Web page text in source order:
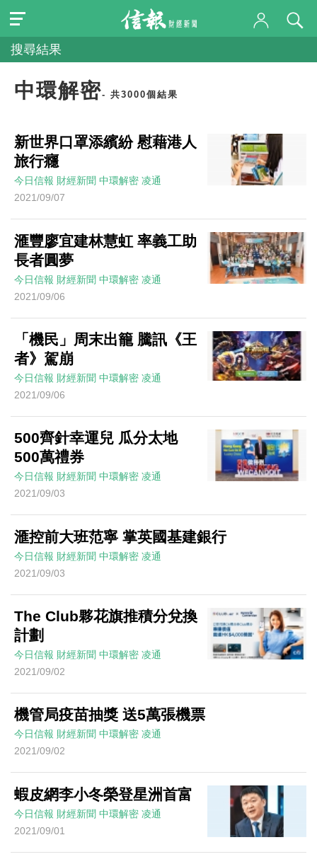
搜尋結果
中環解密- 共3000個結果
新世界口罩添繽紛 慰藉港人
旅行癮
今日信報 財經新聞 中環解密 凌通
2021/09/07
滙豐廖宜建林慧虹 率義工助
長者圓夢
今日信報 財經新聞 中環解密 凌通
2021/09/06
「機民」周末出籠 騰訊《王
者》駕崩
今日信報 財經新聞 中環解密 凌通
2021/09/06
500齊針幸運兒 瓜分太地
500萬禮券
今日信報 財經新聞 中環解密 凌通
2021/09/03
滙控前大班范寧 掌英國基建銀行
今日信報 財經新聞 中環解密 凌通
2021/09/03
The Club夥花旗推積分兌換
計劃
今日信報 財經新聞 中環解密 凌通
2021/09/02
機管局疫苗抽獎 送5萬張機票
今日信報 財經新聞 中環解密 凌通
2021/09/02
蝦皮網李小冬榮登星洲首富
今日信報 財經新聞 中環解密 凌通
2021/09/01